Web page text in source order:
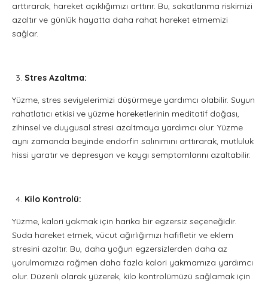
arttırarak, hareket açıklığımızı arttırır. Bu, sakatlanma riskimizi
azaltır ve günlük hayatta daha rahat hareket etmemizi
sağlar.
Stres Azaltma:
Yüzme, stres seviyelerimizi düşürmeye yardımcı olabilir. Suyun
rahatlatıcı etkisi ve yüzme hareketlerinin meditatif doğası,
zihinsel ve duygusal stresi azaltmaya yardımcı olur. Yüzme
aynı zamanda beyinde endorfin salınımını arttırarak, mutluluk
hissi yaratır ve depresyon ve kaygı semptomlarını azaltabilir.
Kilo Kontrolü:
Yüzme, kalori yakmak için harika bir egzersiz seçeneğidir.
Suda hareket etmek, vücut ağırlığımızı hafifletir ve eklem
stresini azaltır. Bu, daha yoğun egzersizlerden daha az
yorulmamıza rağmen daha fazla kalori yakmamıza yardımcı
olur. Düzenli olarak yüzerek, kilo kontrolümüzü sağlamak için